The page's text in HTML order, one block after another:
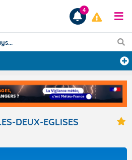
Prévisions
RÉSULTATS
4
DEUX-EGLISES